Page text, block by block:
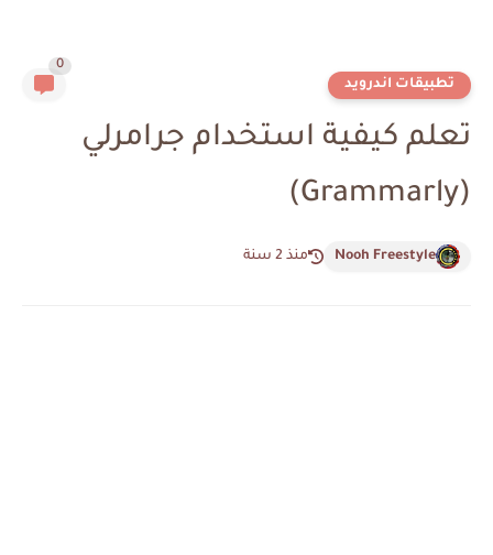
تطبيقات اندرويد
0
تعلم كيفية استخدام جرامرلي
(Grammarly)
Nooh Freestyle منذ 2 سنة